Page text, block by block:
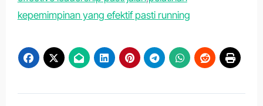
kepemimpinan yang efektif pasti running